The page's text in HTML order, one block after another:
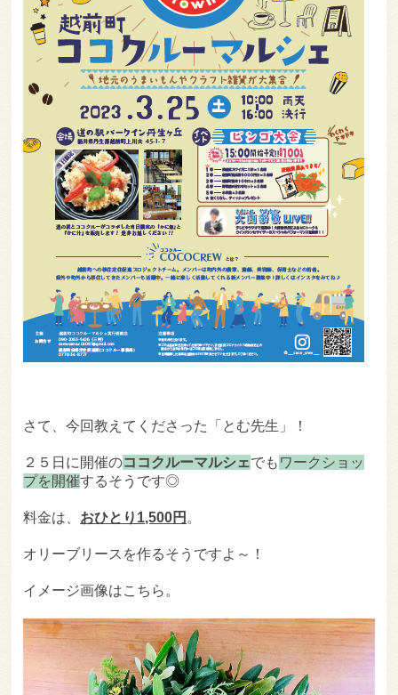
さて、今回教えてくださった「とむ先生」！
２５日に開催のココクルーマルシェでも ワークショッ
プを開催するそうです◎
料金は、 おひとり1,500円 。
オリーブリースを作るそうですよ～！
イメージ画像はこちら。